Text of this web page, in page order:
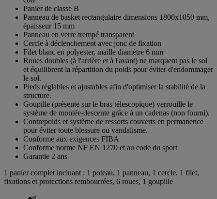
Panier de classe B
Panneau de basket rectangulaire dimensions 1800x1050 mm,
épaisseur 15 mm
Panneau en verre trempé transparent
Cercle à déclenchement avec jonc de fixation
Filet blanc en polyester, maille diamètre 6 mm
Roues doubles (à l'arrière et à l'avant) ne marquent pas le sol
et équilibrent la répartition du poids pour éviter d'endommager
le sol.
Pieds réglables et ajustables afin d'optimiser la stabilité de la
structure.
Goupille (présente sur le bras télescopique) verrouille le
système de montée-descente grâce à un cadenas (non fourni).
Contrepoids et système de ressorts couverts en permanence
pour éviter toute blessure ou vandalisme.
Conforme aux exigences FIBA
Conforme norme NF EN 1270 et au code du sport
Garantie 2 ans
1 panier complet incluant : 1 poteau, 1 panneau, 1 cercle, 1 filet,
fixations et protections rembourrées, 6 roues, 1 goupille